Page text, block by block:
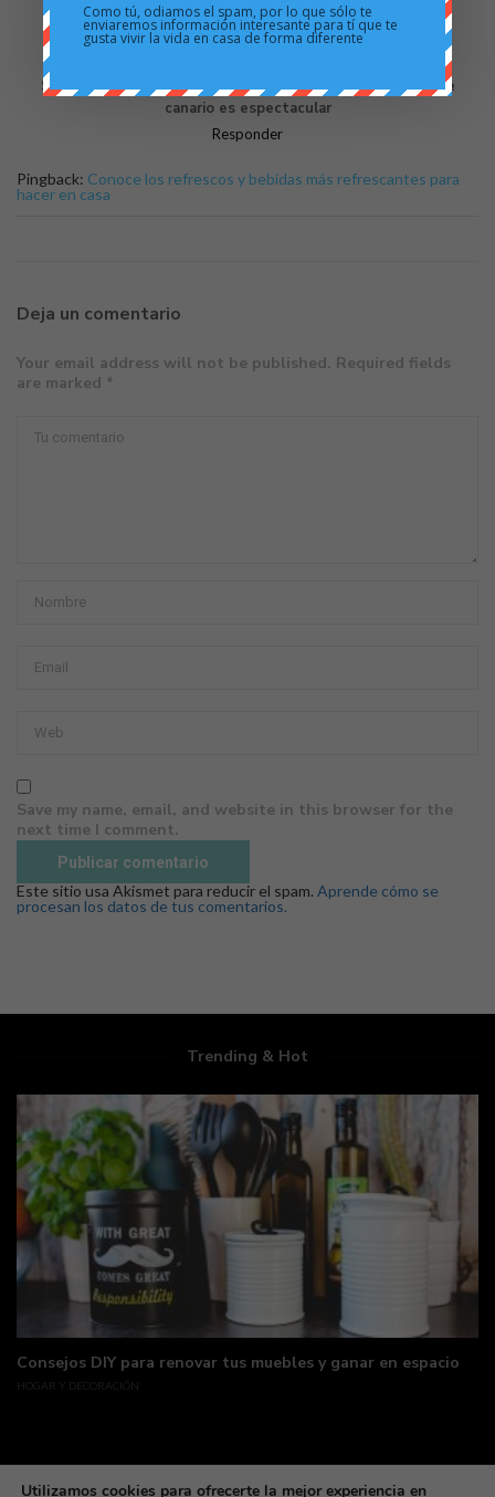
Si lo toman hasta los japoneses por algo será. El aguacate
canario es espectacular
Responder
Pingback: Conoce los refrescos y bebidas más refrescantes para
hacer en casa
Deja un comentario
Your email address will not be published. Required fields
are marked *
Save my name, email, and website in this browser for the
next time I comment.
Este sitio usa Akismet para reducir el spam. Aprende cómo se
procesan los datos de tus comentarios.
Trending & Hot
Consejos DIY para renovar tus muebles y ganar en espacio
HOGAR Y DECORACIÓN
Como tú, odiamos el spam, por lo que sólo te
enviaremos información interesante para tí que te
gusta vivir la vida en casa de forma diferente
Utilizamos cookies para ofrecerte la mejor experiencia en